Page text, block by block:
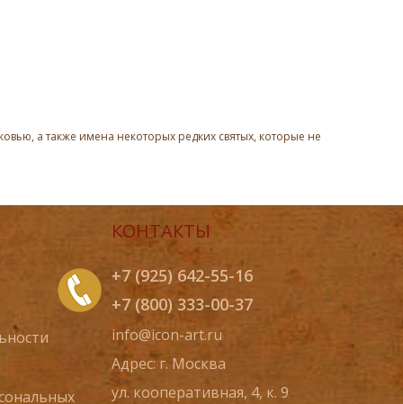
а также имена некоторых редких святых, которые не
КОНТАКТЫ
+7 (925) 642-55-16
+7 (800) 333-00-37
info@icon-art.ru
Адрес: г. Москва
ул. кооперативная, 4, к. 9